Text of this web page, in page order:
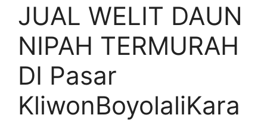
JUAL WELIT DAUN
NIPAH TERMURAH
DI Pasar
KliwonBoyolaliKara